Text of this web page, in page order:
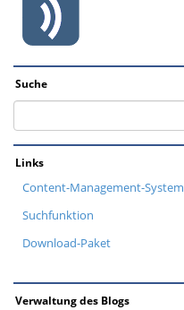
Suche
Links
Content-Management-System
Suchfunktion
Download-Paket
Verwaltung des Blogs